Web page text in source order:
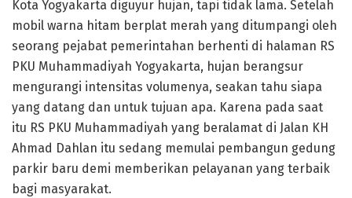
Kota Yogyakarta diguyur hujan, tapi tidak lama. Setelah
mobil warna hitam berplat merah yang ditumpangi oleh
seorang pejabat pemerintahan berhenti di halaman RS
PKU Muhammadiyah Yogyakarta, hujan berangsur
mengurangi intensitas volumenya, seakan tahu siapa
yang datang dan untuk tujuan apa. Karena pada saat
itu RS PKU Muhammadiyah yang beralamat di Jalan KH
Ahmad Dahlan itu sedang memulai pembangun gedung
parkir baru demi memberikan pelayanan yang terbaik
bagi masyarakat.